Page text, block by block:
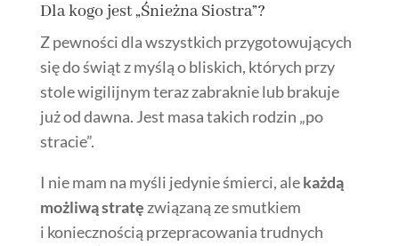
Dla kogo jest „Śnieżna Siostra”?
Z pewności dla wszystkich przygotowujących
się do świąt z myślą o bliskich, których przy
stole wigilijnym teraz zabraknie lub brakuje
już od dawna. Jest masa takich rodzin „po
stracie”.
I nie mam na myśli jedynie śmierci, alekażdą
możliwą stratę związaną ze smutkiem
i koniecznością przepracowania trudnych